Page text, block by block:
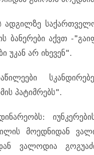
ადგილზე
ბანერები აქვთ -
უკან არ იხევენ".
პატიმრებს".
მოედნიდან
ვალოდია